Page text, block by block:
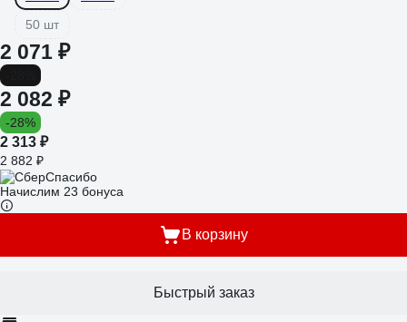
50 шт
2 071 ₽
2 082 ₽
-28%
2 313 ₽
2 882 ₽
Начислим 23 бонуса
В корзину
Быстрый заказ